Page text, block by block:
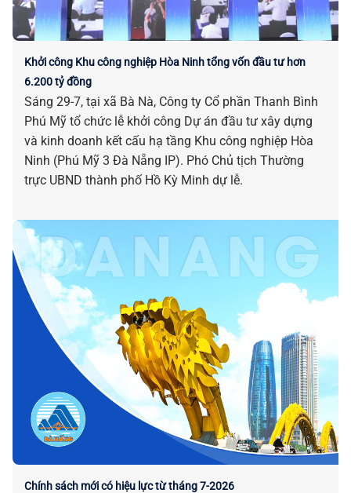
Khởi công Khu công nghiệp Hòa Ninh tổng vốn đầu tư hơn
6.200 tỷ đồng
Sáng 29-7, tại xã Bà Nà, Công ty Cổ phần Thanh Bình
Phú Mỹ tổ chức lễ khởi công Dự án đầu tư xây dựng
và kinh doanh kết cấu hạ tầng Khu công nghiệp Hòa
Ninh (Phú Mỹ 3 Đà Nẵng IP). Phó Chủ tịch Thường
trực UBND thành phố Hồ Kỳ Minh dự lễ.
Chính sách mới có hiệu lực từ tháng 7-2026